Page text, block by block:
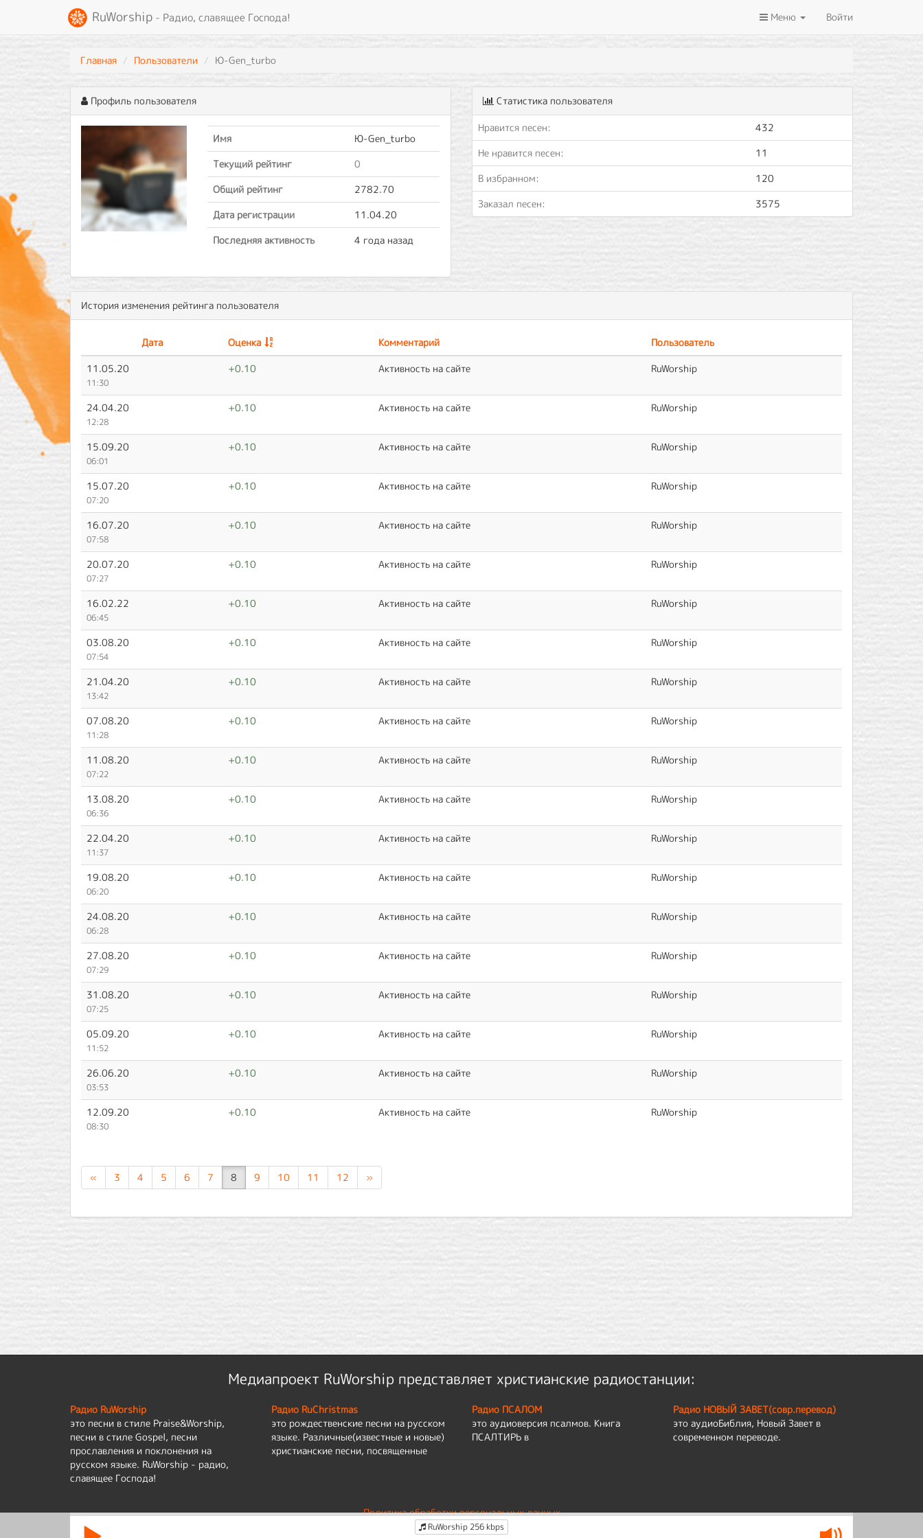
RuWorship - Радио, славящее Господа! Меню Войти
Главная Пользователи Ю-Gen_turbo
Профиль пользователя
Имя
Ю-Gen_turbo
Текущий рейтинг
0
Общий рейтинг
2782.70
Дата регистрации
11.04.20
Последняя активность
4 года назад
Статистика пользователя
Нравится песен:
432
Не нравится песен:
11
В избранном:
120
Заказал песен:
3575
История изменения рейтинга пользователя
Дата Оценка Комментарий
Пользователь
11.05.20
11:30
+0.10 Активность на сайте RuWorship
24.04.20
12:28
+0.10 Активность на сайте RuWorship
15.09.20
06:01
+0.10 Активность на сайте RuWorship
15.07.20
07:20
+0.10 Активность на сайте RuWorship
16.07.20
07:58
+0.10 Активность на сайте RuWorship
20.07.20
07:27
+0.10 Активность на сайте RuWorship
16.02.22
06:45
+0.10 Активность на сайте RuWorship
03.08.20
07:54
+0.10 Активность на сайте RuWorship
21.04.20
13:42
+0.10 Активность на сайте RuWorship
07.08.20
11:28
+0.10 Активность на сайте RuWorship
11.08.20
07:22
+0.10 Активность на сайте RuWorship
13.08.20
06:36
+0.10 Активность на сайте RuWorship
22.04.20
11:37
+0.10 Активность на сайте RuWorship
19.08.20
06:20
+0.10 Активность на сайте RuWorship
24.08.20
06:28
+0.10 Активность на сайте RuWorship
27.08.20
07:29
+0.10 Активность на сайте RuWorship
31.08.20
07:25
+0.10 Активность на сайте RuWorship
05.09.20
11:52
+0.10 Активность на сайте RuWorship
26.06.20
03:53
+0.10 Активность на сайте RuWorship
12.09.20
08:30
+0.10 Активность на сайте RuWorship
« 3 4 5 6 7 8 9 10 11 12 »
Медиапроект RuWorship представляет христианские радиостанции:
Радио RuWorship
это песни в стиле Praise&Worship,
песни в стиле Gospel, песни
прославления и поклонения на
русском языке. RuWorship - радио,
славящее Господа!
Радио RuChristmas
это рождественские песни на русском
языке. Различные(известные и новые)
христианские песни, посвященные
Радио ПСАЛОМ
это аудиоверсия псалмов. Книга
ПСАЛТИРЬ в
Радио НОВЫЙ ЗАВЕТ(совр.перевод)
это аудиоБиблия, Новый Завет в
современном переводе.
Политика обработки персональных данных
По вопросам работы сайта:admin@ruworship.ru
RuWorship 256 kbps